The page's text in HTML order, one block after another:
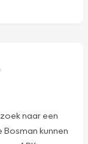
naar een
kunnen